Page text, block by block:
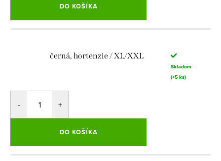
DO KOŠÍKA
černá, hortenzie / XL/XXL
Skladom
(>5 ks)
DO KOŠÍKA